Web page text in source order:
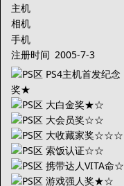
主机
相机
手机
注册时间 2005-7-3